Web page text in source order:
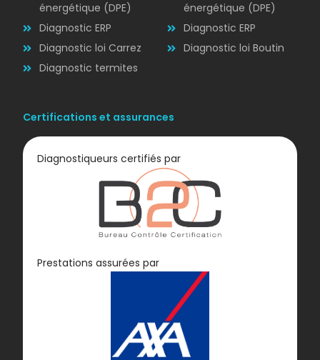
Diagnostic
énergétique (DPE)
Diagnostic ERP
Diagnostic loi Carrez
Diagnostic termites
énergétique (DPE)
Diagnostic ERP
Diagnostic loi Boutin
Certifications et assurances
Diagnostiqueurs certifiés par
Prestations assurées par